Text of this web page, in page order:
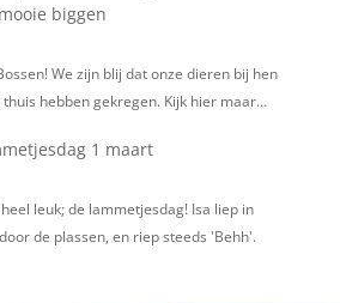
biggen
We zijn blij dat onze dieren bij hen
hebben gekregen. Kijk hier maar…
1 maart
leuk; de lammetjesdag! Isa liep in
de plassen, en riep steeds 'Behh'.